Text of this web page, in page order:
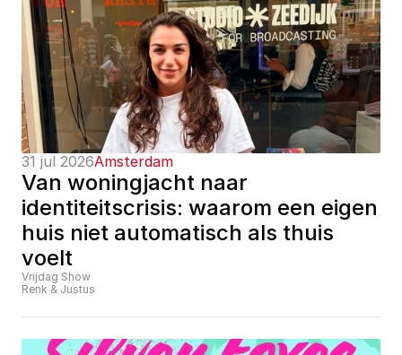
31 jul 2026Amsterdam
Van woningjacht naar
identiteitscrisis: waarom een eigen
huis niet automatisch als thuis
voelt
Vrijdag Show
Renk & Justus